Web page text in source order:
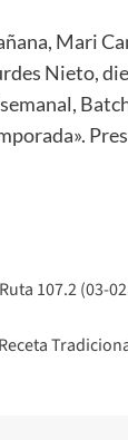
Mari
Nieto,
107.2 (03-